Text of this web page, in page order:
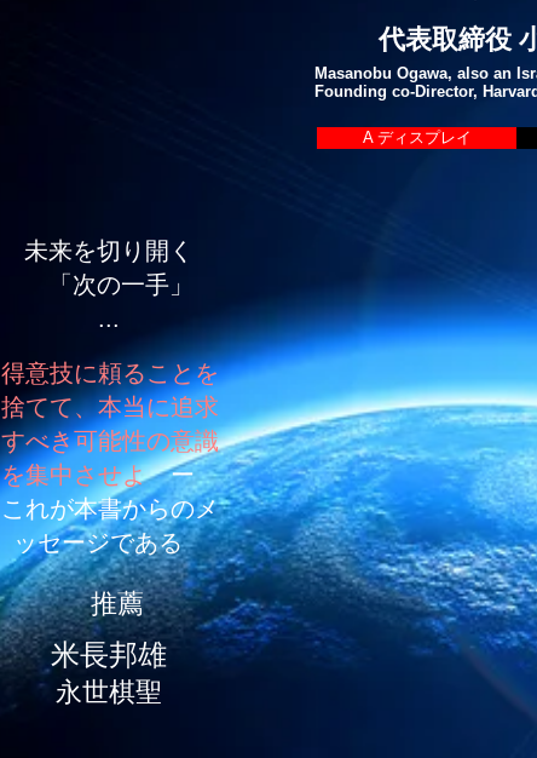
代表取締役
Masanobu Ogawa, also an
Founding co-Director,
A ディスプレイ
未来を切り開く
「次の一手」
...
得意技に頼ることを
捨てて、本当に追求
すべき可能性の意識
を集中させよー
これが本書からのメ
ッセージである
推薦
米長邦雄
永世棋聖